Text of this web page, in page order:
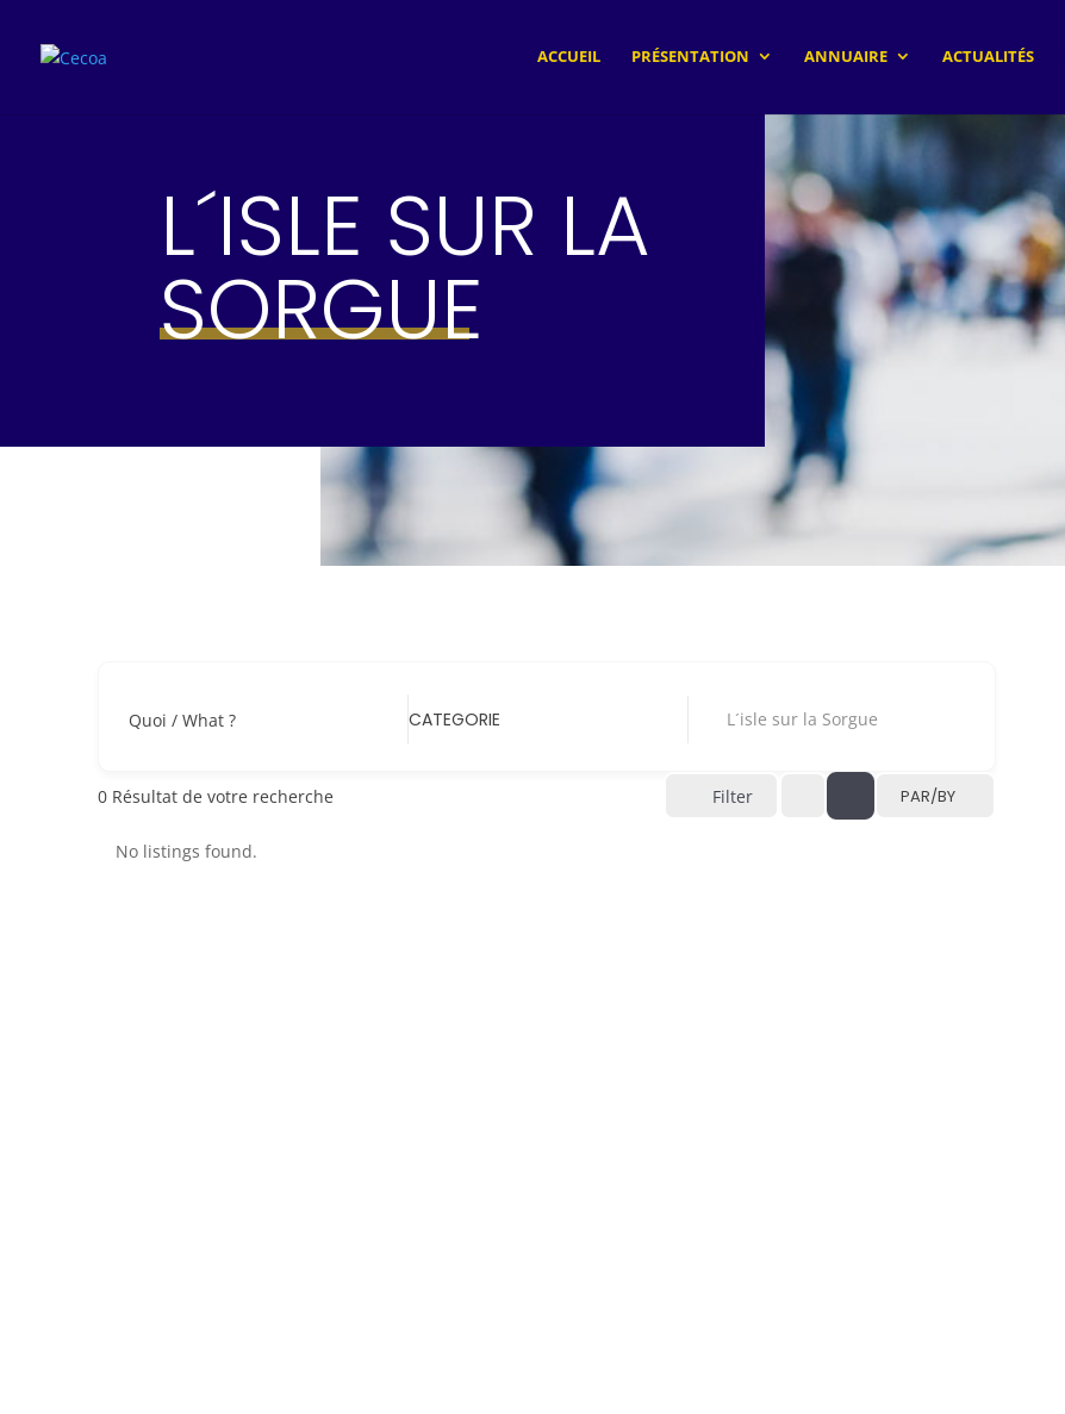
ACCUEIL PRÉSENTATION ANNUAIRE ACTUALITÉS
L´ISLE SUR LA
SORGUE
Quoi / What ? CATEGORIE L´isle sur la Sorgue
0 Résultat de votre recherche Filter PAR/BY
No listings found.